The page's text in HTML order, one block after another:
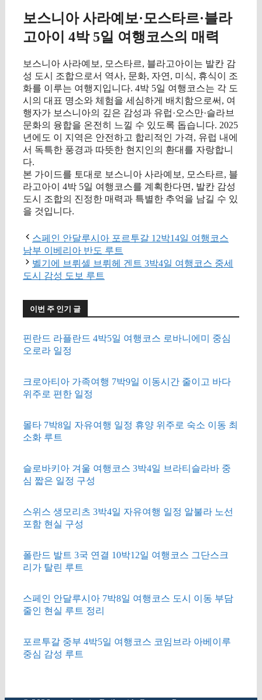
보스니아 사라예보·모스타르·블라
고아이 4박 5일 여행코스의 매력
보스니아 사라예보, 모스타르, 블라고아이는 발칸 감
성 도시 조합으로서 역사, 문화, 자연, 미식, 휴식이 조
화를 이루는 여행지입니다. 4박 5일 여행코스는 각 도
시의 대표 명소와 체험을 세심하게 배치함으로써, 여
행자가 보스니아의 깊은 감성과 유럽·오스만·슬라브
문화의 융합을 온전히 느낄 수 있도록 돕습니다. 2025
년에도 이 지역은 안전하고 합리적인 가격, 유럽 내에
서 독특한 풍경과 따뜻한 현지인의 환대를 자랑합니
다.
본 가이드를 토대로 보스니아 사라예보, 모스타르, 블
라고아이 4박 5일 여행코스를 계획한다면, 발칸 감성
도시 조합의 진정한 매력과 특별한 추억을 남길 수 있
을 것입니다.
스페인 안달루시아 포르투갈 12박14일 여행코스
남부 이베리아 반도 루트
벨기에 브뤼셀 브뤼헤 겐트 3박4일 여행코스 중세
도시 감성 도보 루트
이번 주 인기 글
핀란드 라플란드 4박5일 여행코스 로바니에미 중심
오로라 일정
크로아티아 가족여행 7박9일 이동시간 줄이고 바다
위주로 편한 일정
몰타 7박8일 자유여행 일정 휴양 위주로 숙소 이동 최
소화 루트
슬로바키아 겨울 여행코스 3박4일 브라티슬라바 중
심 짧은 일정 구성
스위스 생모리츠 3박4일 자유여행 일정 알불라 노선
포함 현실 구성
폴란드 발트 3국 연결 10박12일 여행코스 그단스크
리가 탈린 루트
스페인 안달루시아 7박8일 여행코스 도시 이동 부담
줄인 현실 루트 정리
포르투갈 중부 4박5일 여행코스 코임브라 아베이루
중심 감성 루트